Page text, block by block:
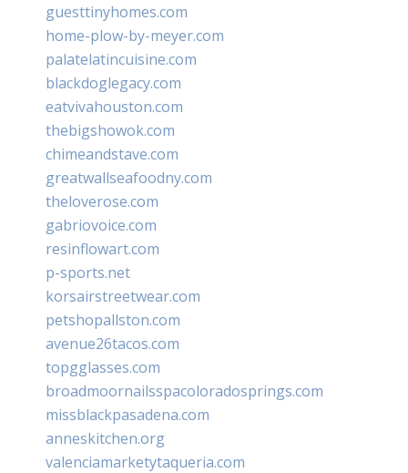
guesttinyhomes.com
home-plow-by-meyer.com
palatelatincuisine.com
blackdoglegacy.com
eatvivahouston.com
thebigshowok.com
chimeandstave.com
greatwallseafoodny.com
theloverose.com
gabriovoice.com
resinflowart.com
p-sports.net
korsairstreetwear.com
petshopallston.com
avenue26tacos.com
topgglasses.com
broadmoornailsspacoloradosprings.com
missblackpasadena.com
anneskitchen.org
valenciamarketytaqueria.com